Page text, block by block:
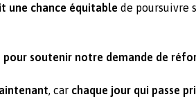
une chance équitable de poursuivre
soutenir notre demande de
, car chaque jour qui passe